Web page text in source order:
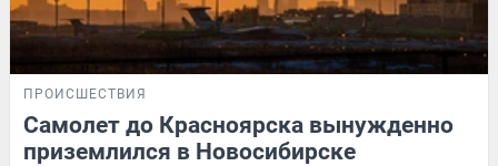
ПРОИСШЕСТВИЯ
Самолет до Красноярска вынужденно
приземлился в Новосибирске